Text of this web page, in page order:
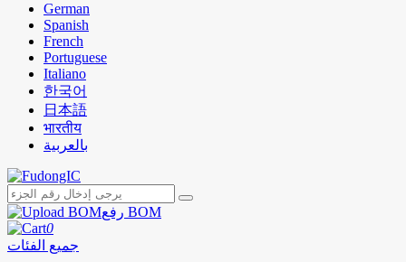
German
Spanish
French
Portuguese
Italiano
한국어
日本語
भारतीय
بالعربية
رفع BOM
0
جميع الفئات